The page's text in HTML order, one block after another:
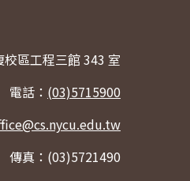
區工程三館 343 室
電話： (03)5715900
傳真：(03)5721490